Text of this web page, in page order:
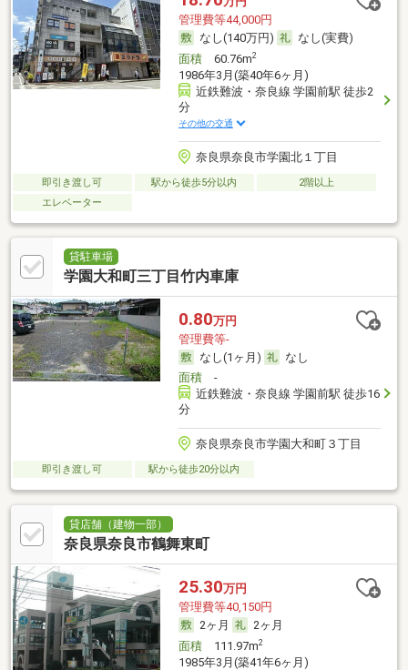
管理費等44,000円
なし(140万円)
なし(実費)
面積60.76m2
1986年3月(築40年6ヶ月)
近鉄難波・奈良線 学園前駅 徒歩2
分
その他の交通
奈良県奈良市学園北１丁目
即引き渡し可 駅から徒歩5分以内
2階以上
エレベーター
貸駐車場
学園大和町三丁目竹内車庫
0.80万円
管理費等-
なし(1ヶ月)
なし
面積-
近鉄難波・奈良線 学園前駅 徒歩16
分
奈良県奈良市学園大和町３丁目
即引き渡し可 駅から徒歩20分以内
貸店舗（建物一部）
奈良県奈良市鶴舞東町
25.30万円
管理費等40,150円
2ヶ月
2ヶ月
面積111.97m2
1985年3月(築41年6ヶ月)